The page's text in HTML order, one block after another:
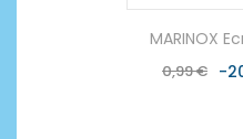
MARINOX
0,99 € -